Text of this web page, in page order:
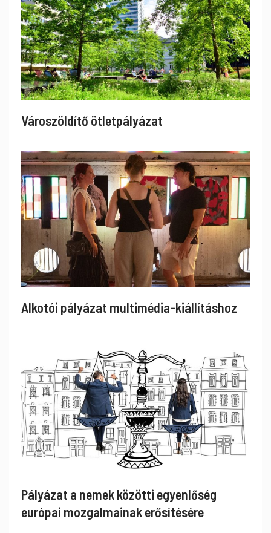
Városzöldítő ötletpályázat
Alkotói pályázat multimédia-kiállításhoz
Pályázat a nemek közötti egyenlőség
európai mozgalmainak erősítésére